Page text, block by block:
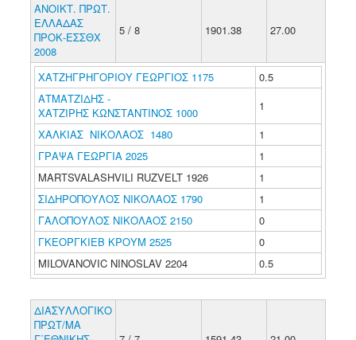
ΑΝΟΙΚΤ. ΠΡΩΤ.
ΕΛΛΑΔΑΣ
ΠΡΟΚ-ΕΣΣΘΧ
2008
5 / 8 1901.38 27.00
ΧΑΤΖΗΓΡΗΓΟΡΙΟΥ ΓΕΩΡΓΙΟΣ 1175
0.5
ΑΤΜΑΤΖΙΔΗΣ -
ΧΑΤΖΙΡΗΣ ΚΩΝΣΤΑΝΤΙΝΟΣ 1000
1
ΧΑΛΚΙΑΣ ΝΙΚΟΛΑΟΣ 1480
1
ΓΡΑΨΑ ΓΕΩΡΓΙΑ 2025
1
MARTSVALASHVILI RUZVELT 1926
1
ΣΙΔΗΡΟΠΟΥΛΟΣ ΝΙΚΟΛΑΟΣ 1790
1
ΓΑΛΟΠΟΥΛΟΣ ΝΙΚΟΛΑΟΣ 2150
0
ΓΚΕΟΡΓΚΙΕΒ ΚΡΟΥΜ 2525
0
MILOVANOVIC NINOSLAV 2204
0.5
ΔΙΑΣΥΛΛΟΓΙΚΟ
ΠΡΩΤ/ΜΑ